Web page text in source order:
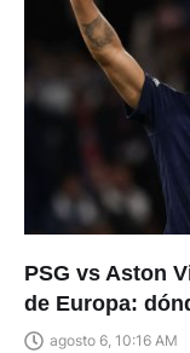
PSG vs Aston
de Europa:
agosto 6, 10:16 AM